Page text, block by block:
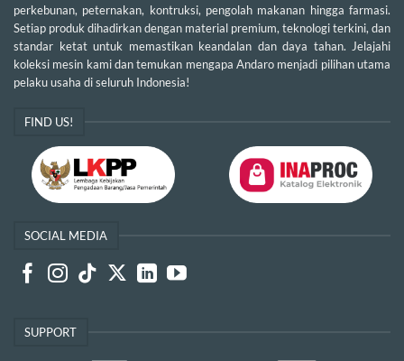
perkebunan, peternakan, kontruksi, pengolah makanan hingga farmasi.
Setiap produk dihadirkan dengan material premium, teknologi terkini, dan
standar ketat untuk memastikan keandalan dan daya tahan. Jelajahi
koleksi mesin kami dan temukan mengapa Andaro menjadi pilihan utama
pelaku usaha di seluruh Indonesia!
FIND US!
SOCIAL MEDIA
SUPPORT